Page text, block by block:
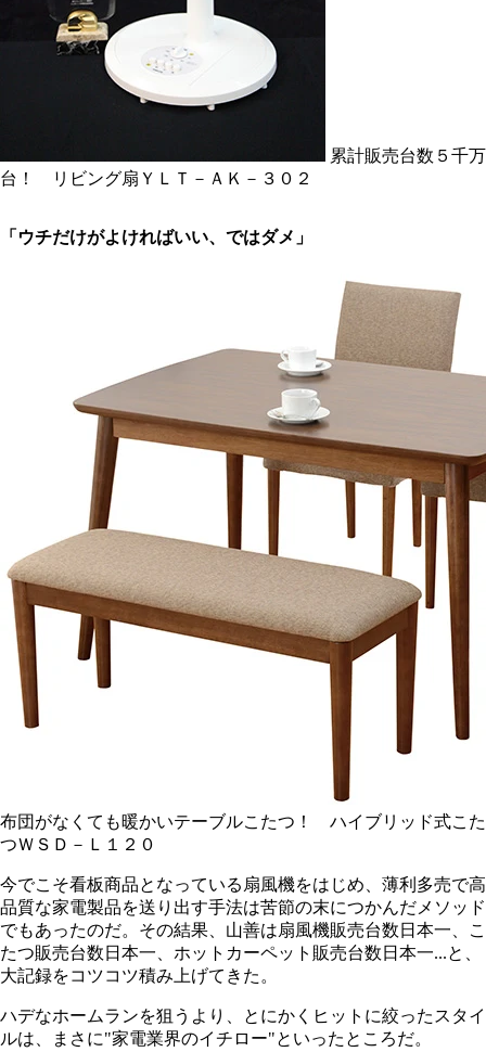
累計販売台数５千万
台！ リビング扇ＹＬＴ－ＡＫ－３０２
「ウチだけがよければいい、ではダメ」
布団がなくても暖かいテーブルこたつ！ ハイブリッド式こた
つＷＳＤ－Ｌ１２０
今でこそ看板商品となっている扇風機をはじめ、薄利多売で高
品質な家電製品を送り出す手法は苦節の末につかんだメソッド
でもあったのだ。その結果、山善は扇風機販売台数日本一、こ
たつ販売台数日本一、ホットカーペット販売台数日本一...と、
大記録をコツコツ積み上げてきた。
ハデなホームランを狙うより、とにかくヒットに絞ったスタイ
ルは、まさに"家電業界のイチロー"といったところだ。